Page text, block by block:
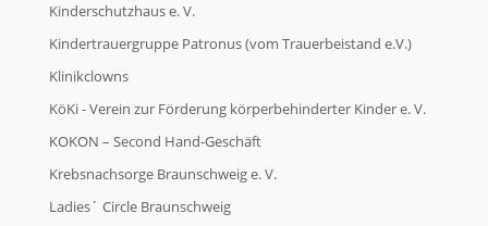
Kinderschutzhaus e. V.
Kindertrauergruppe Patronus (vom Trauerbeistand e.V.)
Klinikclowns
KöKi - Verein zur Förderung körperbehinderter Kinder e. V.
KOKON – Second Hand-Geschäft
Krebsnachsorge Braunschweig e. V.
Ladies´ Circle Braunschweig